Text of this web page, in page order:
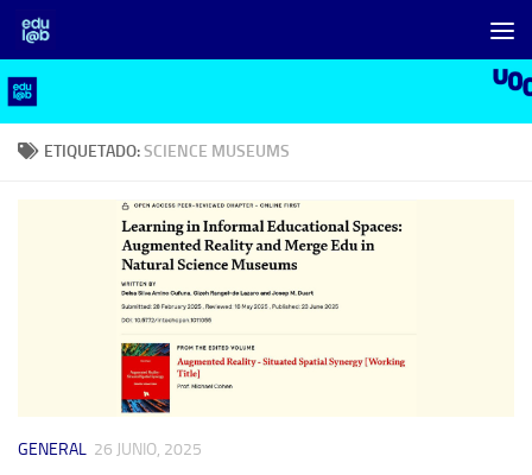
Saltar al contenido
ETIQUETADO:SCIENCE MUSEUMS
GENERAL 26 JUNIO, 2025